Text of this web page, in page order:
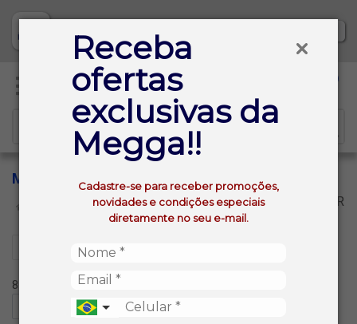
Receba
ofertas
exclusivas da
Megga!!
Cadastre-se para receber promoções,
novidades e condições especiais
diretamente no seu e-mail.
MIOLO
VOLTAR
MIOLO
8 produtos ordenados por: